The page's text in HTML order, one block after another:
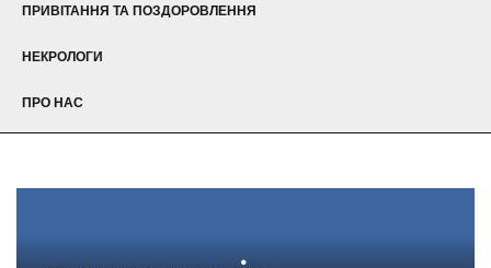
ПРИВІТАННЯ ТА ПОЗДОРОВЛЕННЯ
НЕКРОЛОГИ
ПРО НАС